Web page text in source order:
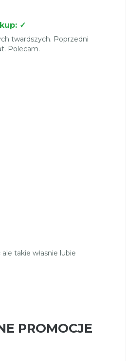
✓
twardszych. Poprzedni
Polecam.
takie własnie lubie
PROMOCJE